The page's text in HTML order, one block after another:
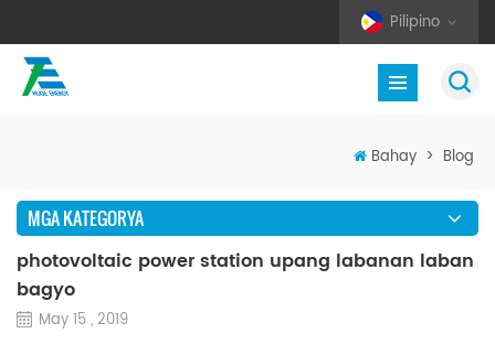
Pilipino
Bahay > Blog
MGA KATEGORYA
photovoltaic power station upang labanan laban
bagyo
May 15 , 2019